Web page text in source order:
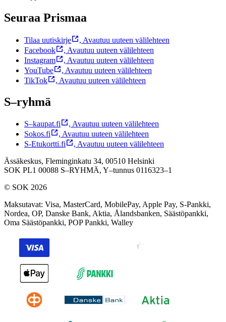
Seuraa Prismaa
Tilaa uutiskirje , Avautuu uuteen välilehteen
Facebook
, Avautuu uuteen välilehteen
Instagram
, Avautuu uuteen välilehteen
YouTube
, Avautuu uuteen välilehteen
TikTok
, Avautuu uuteen välilehteen
S–ryhmä
S–kaupat.fi , Avautuu uuteen välilehteen
Sokos.fi
, Avautuu uuteen välilehteen
S-Etukortti.fi
, Avautuu uuteen välilehteen
Ässäkeskus, Fleminginkatu 34, 00510 Helsinki
SOK PL1 00088 S–RYHMÄ, Y–tunnus 0116323–1
© SOK 2026
Maksutavat: Visa, MasterCard, MobilePay, Apple Pay, S-Pankki,
Nordea, OP, Danske Bank, Aktia, Ålandsbanken, Säästöpankki,
Oma Säästöpankki, POP Pankki, Walley